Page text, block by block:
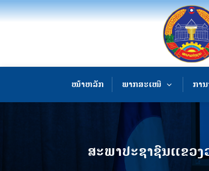
ໜ້າຫລັກ ພາກສະເໜີ ກາ
ສະພາປະຊາຊົນແຂວ